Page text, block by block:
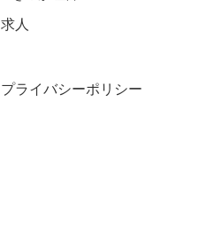
求人
プライバシーポリシー